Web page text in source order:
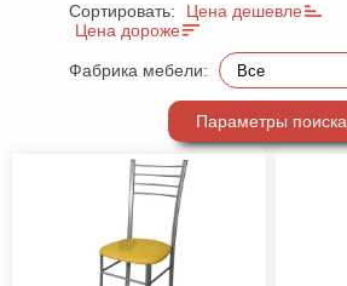
мебель
Детская
мебель
Мебель
Сортировать:
Цена дешевле
Цена дороже
Фабрика мебели:
Параметры поиска